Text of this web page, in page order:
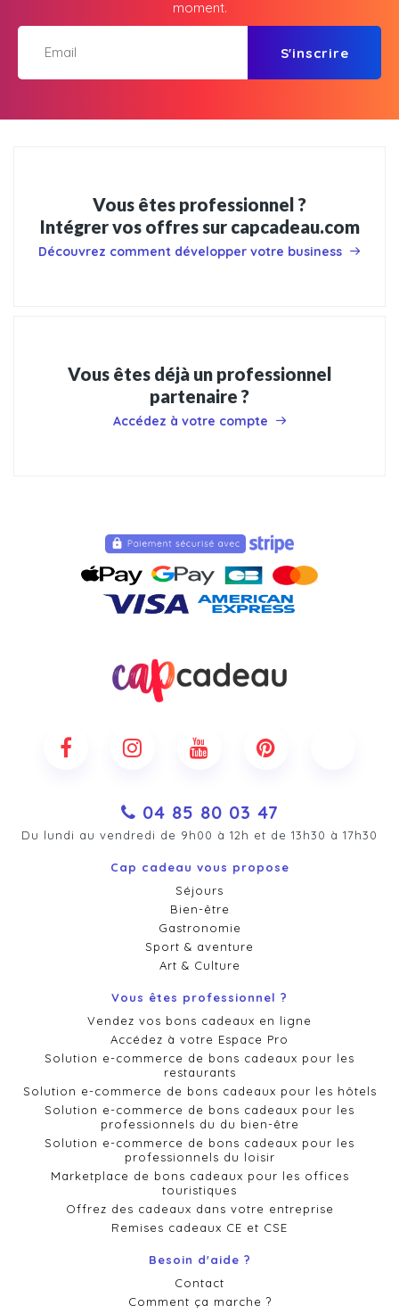
moment.
S'inscrire
Vous êtes professionnel ?
Intégrer vos offres sur capcadeau.com
Découvrez comment développer votre business
Vous êtes déjà un professionnel
partenaire ?
Accédez à votre compte
04 85 80 03 47
Du lundi au vendredi de 9h00 à 12h et de 13h30 à 17h30
Cap cadeau vous propose
Séjours
Bien-être
Gastronomie
Sport & aventure
Art & Culture
Vous êtes professionnel ?
Vendez vos bons cadeaux en ligne
Accédez à votre Espace Pro
Solution e-commerce de bons cadeaux pour les
restaurants
Solution e-commerce de bons cadeaux pour les hôtels
Solution e-commerce de bons cadeaux pour les
professionnels du du bien-être
Solution e-commerce de bons cadeaux pour les
professionnels du loisir
Marketplace de bons cadeaux pour les offices
touristiques
Offrez des cadeaux dans votre entreprise
Remises cadeaux CE et CSE
Besoin d'aide ?
Contact
Comment ça marche ?